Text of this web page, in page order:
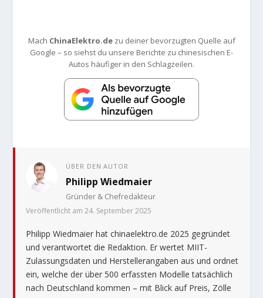
Mach ChinaElektro.dezu deiner bevorzugten Quelle auf
Google – so siehst du unsere Berichte zu chinesischen E-
Autos häufiger in den Schlagzeilen.
ÜBER DEN AUTOR
Philipp Wiedmaier
Gründer & Chefredakteur
Veröffentlicht am 24. September 2025
Philipp Wiedmaier hat chinaelektro.de 2025 gegründet
und verantwortet die Redaktion. Er wertet MIIT-
Zulassungsdaten und Herstellerangaben aus und ordnet
ein, welche der über 500 erfassten Modelle tatsächlich
nach Deutschland kommen – mit Blick auf Preis, Zölle